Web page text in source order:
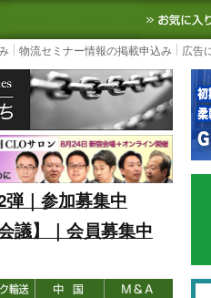
ースサイト
3PL, SCMなど国内外の最新
物流セミナー情報の掲載申込み 広告
｜参加募集中
議】｜会員募集中